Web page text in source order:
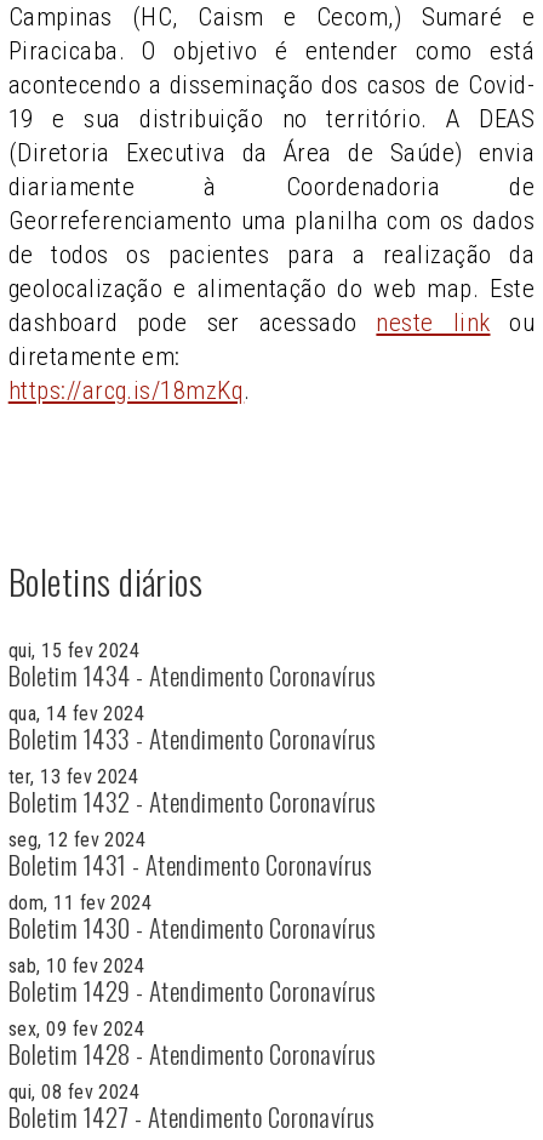
Campinas (HC, Caism e Cecom,) Sumaré e
Piracicaba. O objetivo é entender como está
acontecendo a disseminação dos casos de Covid-
19 e sua distribuição no território. A DEAS
(Diretoria Executiva da Área de Saúde) envia
diariamente à Coordenadoria de
Georreferenciamento uma planilha com os dados
de todos os pacientes para a realização da
geolocalização e alimentação do web map. Este
dashboard pode ser acessado neste link ou
diretamente em:
https://arcg.is/18mzKq.
Boletins diários
qui, 15 fev 2024
Boletim 1434 - Atendimento Coronavírus
qua, 14 fev 2024
Boletim 1433 - Atendimento Coronavírus
ter, 13 fev 2024
Boletim 1432 - Atendimento Coronavírus
seg, 12 fev 2024
Boletim 1431 - Atendimento Coronavírus
dom, 11 fev 2024
Boletim 1430 - Atendimento Coronavírus
sab, 10 fev 2024
Boletim 1429 - Atendimento Coronavírus
sex, 09 fev 2024
Boletim 1428 - Atendimento Coronavírus
qui, 08 fev 2024
Boletim 1427 - Atendimento Coronavírus